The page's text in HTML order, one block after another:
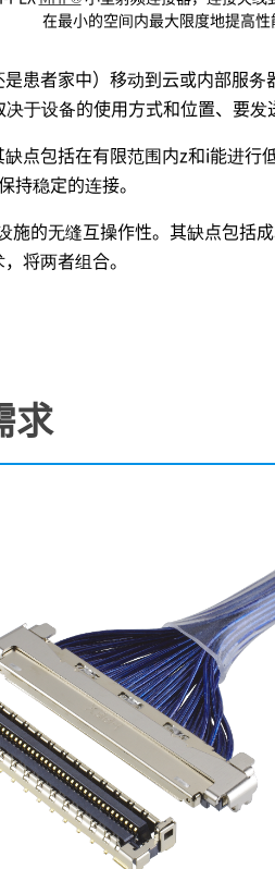
在最小的空间内最大限度地提高性
患者家中）移动到云或内部服
于设备的使用方式和位置、要发
点包括在有限范围内z和i能进行
稳定的连接。
的无缝互操作性。其缺点包括
将两者组合。
求